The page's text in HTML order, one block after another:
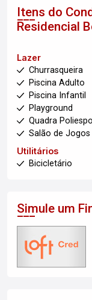
Itens do
Residencial
Lazer
Churrasqueira
Piscina Adulto
Piscina Infantil
Playground
Quadra
Salão de Jogos
Utilitários
Bicicletário
Simule um